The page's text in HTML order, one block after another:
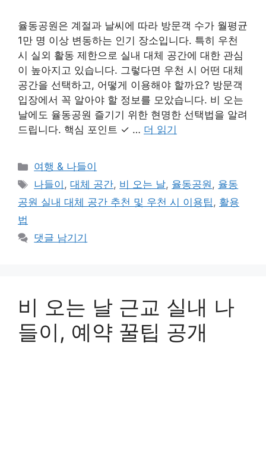
율동공원은 계절과 날씨에 따라 방문객 수가 월평균
1만 명 이상 변동하는 인기 장소입니다. 특히 우천
시 실외 활동 제한으로 실내 대체 공간에 대한 관심
이 높아지고 있습니다. 그렇다면 우천 시 어떤 대체
공간을 선택하고, 어떻게 이용해야 할까요? 방문객
입장에서 꼭 알아야 할 정보를 모았습니다. 비 오는
날에도 율동공원 즐기기 위한 현명한 선택법을 알려
드립니다. 핵심 포인트 ✓ … 더 읽기
카
테
리
여행 & 나들이
태
그
나들이 ,대체 공간, 비 오는 날, 율동공원, 율동
공원 실내 대체 공간 추천 및 우천 시 이용팁, 활용
법
댓글 남기기
비 오는 날 근교 실내 나
들이, 예약 꿀팁 공개